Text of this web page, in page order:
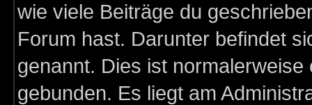
wie viele Beiträge du
Forum hast. Darunter befindet
genannt. Dies ist
gebunden. Es liegt am